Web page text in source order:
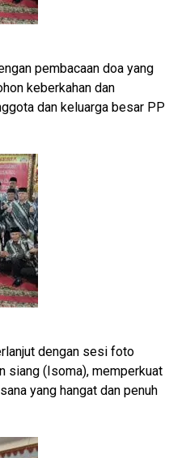
pembacaan doa yang
keberkahan dan
dan keluarga besar PP
dengan sesi foto
siang (Isoma), memperkuat
yang hangat dan penuh